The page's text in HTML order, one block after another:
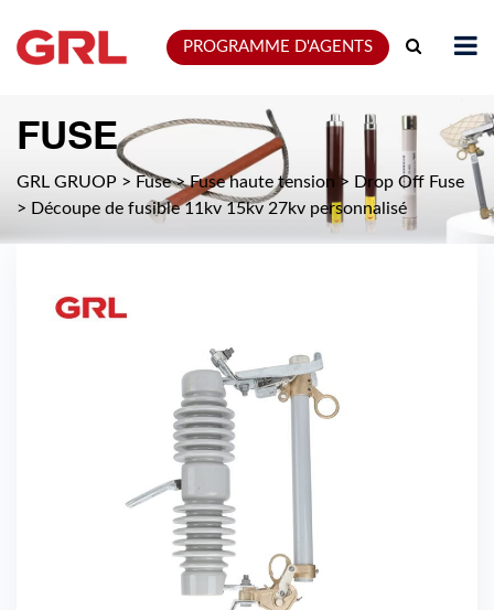
PROGRAMME D'AGENTS
FUSE
GRL GRUOP > Fuse>Fuse haute tension > Drop Off Fuse
> Découpe de fusible 11kv 15kv 27kv personnalisé